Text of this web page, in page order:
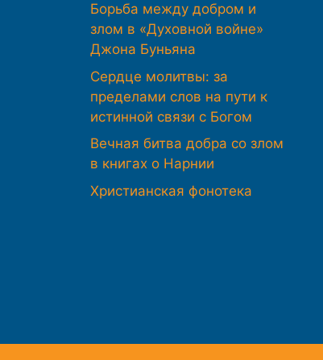
Борьба между добром и
злом в «Духовной войне»
Джона Буньяна
Сердце молитвы: за
пределами слов на пути к
истинной связи с Богом
Вечная битва добра со злом
в книгах о Нарнии
Христианская фонотека